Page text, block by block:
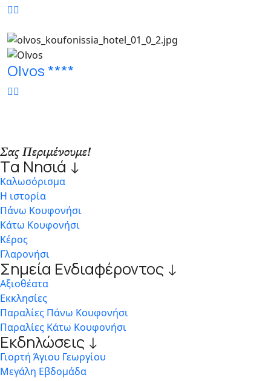
Olvos ****
Σας Περιμένουμε!
Tα Νησιά ↓
Kαλωσόρισμα
Η ιστορία
Πάνω Κουφονήσι
Κάτω Κουφονήσι
Κέρος
Γλαρονήσι
Σημεία Ενδιαφέροντος ↓
Αξιοθέατα
Εκκλησίες
Παραλίες Πάνω Κουφονήσι
Παραλίες Κάτω Κουφονήσι
Εκδηλώσεις ↓
Γιορτή Άγιου Γεωργίου
Μεγάλη Εβδομάδα